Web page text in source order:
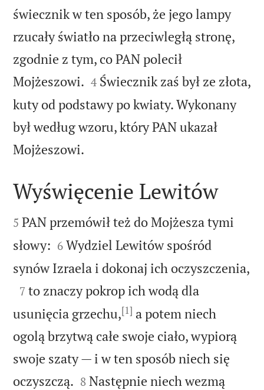
świecznik w ten sposób, że jego lampy
rzucały światło na przeciwległą stronę,
zgodnie z tym, co PAN polecił
Mojżeszowi. 

4 Świecznik zaś był ze złota,
kuty od podstawy po kwiaty. Wykonany
był według wzoru, który PAN ukazał
Mojżeszowi.

Wyświęcenie Lewitów

5 PAN przemówił też do Mojżesza tymi
słowy: 

6 Wydziel Lewitów spośród
synów Izraela i dokonaj ich oczyszczenia,

7 to znaczy pokrop ich wodą dla
usunięcia grzechu,[1] a potem niech
ogolą brzytwą całe swoje ciało, wypiorą
swoje szaty — i w ten sposób niech się
oczyszczą. 

8 Następnie niech wezmą